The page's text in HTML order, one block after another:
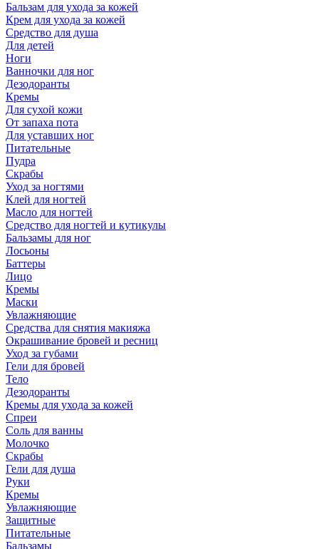
Бальзам для ухода за кожей
Крем для ухода за кожей
Средство для душа
Для детей
Ноги
Ванночки для ног
Дезодоранты
Кремы
Для сухой кожи
От запаха пота
Для уставших ног
Питательные
Пудра
Скрабы
Уход за ногтями
Клей для ногтей
Масло для ногтей
Средство для ногтей и кутикулы
Бальзамы для ног
Лосьоны
Баттеры
Лицо
Кремы
Маски
Увлажняющие
Средства для снятия макияжа
Окрашивание бровей и ресниц
Уход за губами
Гели для бровей
Тело
Дезодоранты
Кремы для ухода за кожей
Спреи
Соль для ванны
Молочко
Скрабы
Гели для душа
Руки
Кремы
Увлажняющие
Защитные
Питательные
Бальзамы